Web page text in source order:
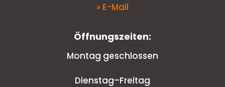
» E-Mail
Öffnungszeiten:
Montag geschlossen
Dienstag–Freitag